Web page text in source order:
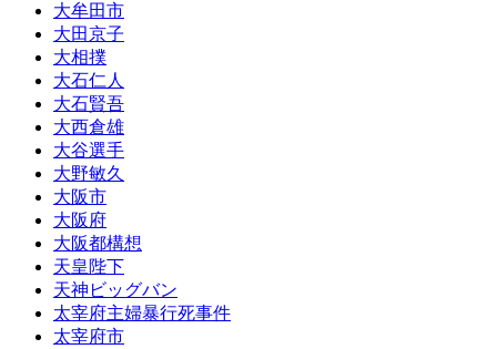
大牟田市
大田京子
大相撲
大石仁人
大石賢吾
大西倉雄
大谷選手
大野敏久
大阪市
大阪府
大阪都構想
天皇陛下
天神ビッグバン
太宰府主婦暴行死事件
太宰府市